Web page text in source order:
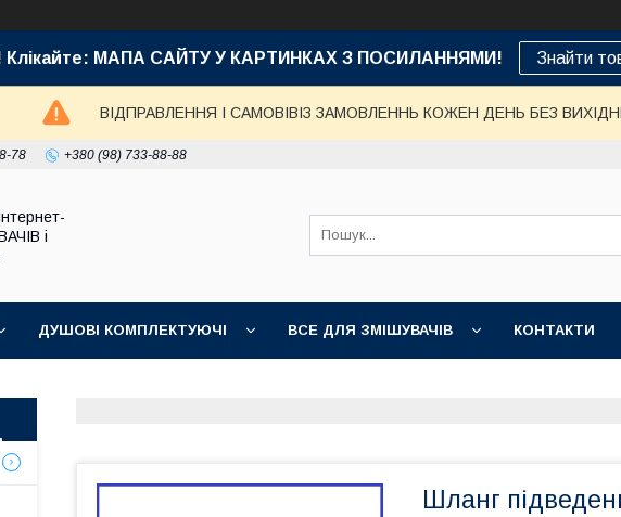
Клікайте: МАПА САЙТУ У КАРТИНКАХ З ПОСИЛАННЯМИ! Знайти
ВІДПРАВЛЕННЯ І САМОВІВІЗ ЗАМОВЛЕННЬ КОЖЕН ДЕНЬ БЕЗ
78 +380 (98) 733-88-88
і
ДУШОВІ КОМПЛЕКТУЮЧІ ВСЕ ДЛЯ ЗМІШУВАЧІВ КОНТАКТИ
Шланг